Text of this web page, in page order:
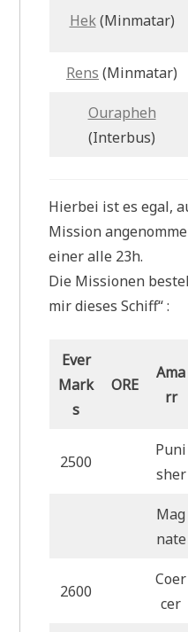
Hek(Minmatar)
Rens (Minmatar)
Ourapheh
(Interbus)
Hierbei ist es egal,
Mission
einer alle 23h.
Die Missionen
mir dieses Schiff“ :
Ever
Mark
s
ORE
Ama
rr
2500
Puni
sher
Mag
nate
2600
Coer
cer